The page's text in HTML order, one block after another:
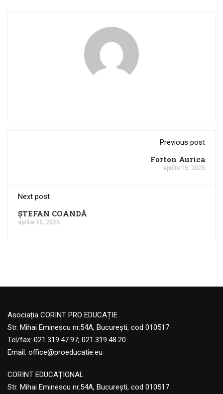
Previous post
Forton Aurica
aprilie 15, 2025
Next post
ȘTEFAN COANDĂ
aprilie 15, 2025
Asociația CORINT PRO EDUCAȚIE
Str. Mihai Eminescu nr.54A, București, cod 010517
Tel/fax: 021.319.47.97; 021.319.48.20
Email: office@proeducatie.eu
CORINT EDUCAŢIONAL
Str. Mihai Eminescu nr.54A, Bucureşti, cod 010517